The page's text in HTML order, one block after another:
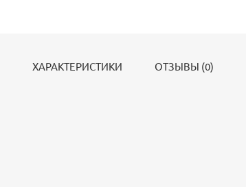
ХАРАКТЕРИСТИКИ ОТЗЫВЫ (0)